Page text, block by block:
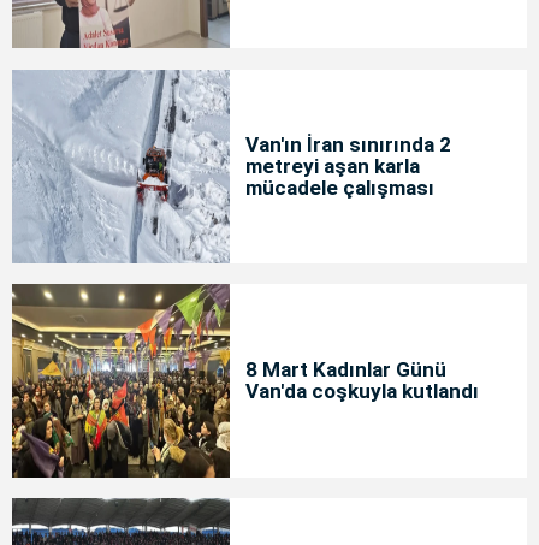
Van'ın İran sınırında 2
metreyi aşan karla
mücadele çalışması
8 Mart Kadınlar Günü
Van'da coşkuyla kutlandı